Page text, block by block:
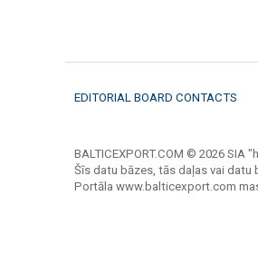
EDITORIAL BOARD CONTACTS
BALTICEXPORT.COM © 2026 SIA
Šīs datu bāzes, tās daļas vai datu
Portāla www.balticexport.com